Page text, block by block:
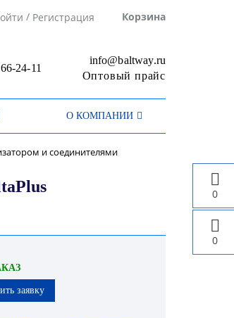
/ Регистрация Корзина
0
0
24-11
info@baltway.ru
Оптовый прайс
О КОМПАНИИ
и соединителями
заявку